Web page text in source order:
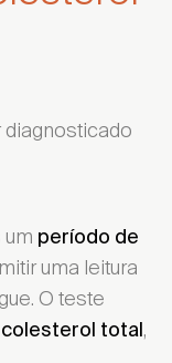
período de
uma leitura
O teste
colesterol total,